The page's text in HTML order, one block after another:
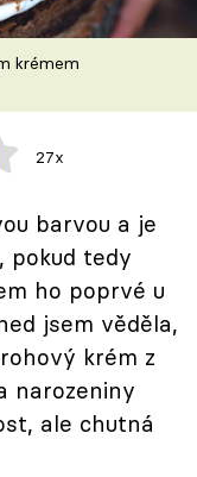
krémem
27x
barvou a je
pokud tedy
ho poprvé u
jsem věděla,
krém z
narozeniny
ale chutná